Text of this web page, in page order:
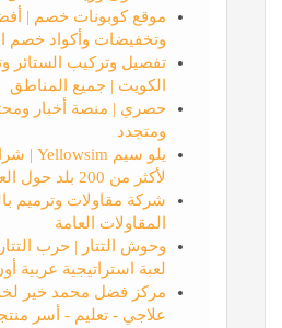
موقع كوبونات خصم |
وتخفيضات وأكواد خصم
تفصيل وتركيب الستائر
الكويت | جميع المناطق
حصري | منصة أخبار
ومتجدد
لأكثر من 200 بلد حول العالم
شركة مقاولات وترميم
المقاولات العامة
وحوش التتار | حرب
لعبة استراتيجية عربية
مركز فضل محمد خير
علاجي - تعليم - أسر